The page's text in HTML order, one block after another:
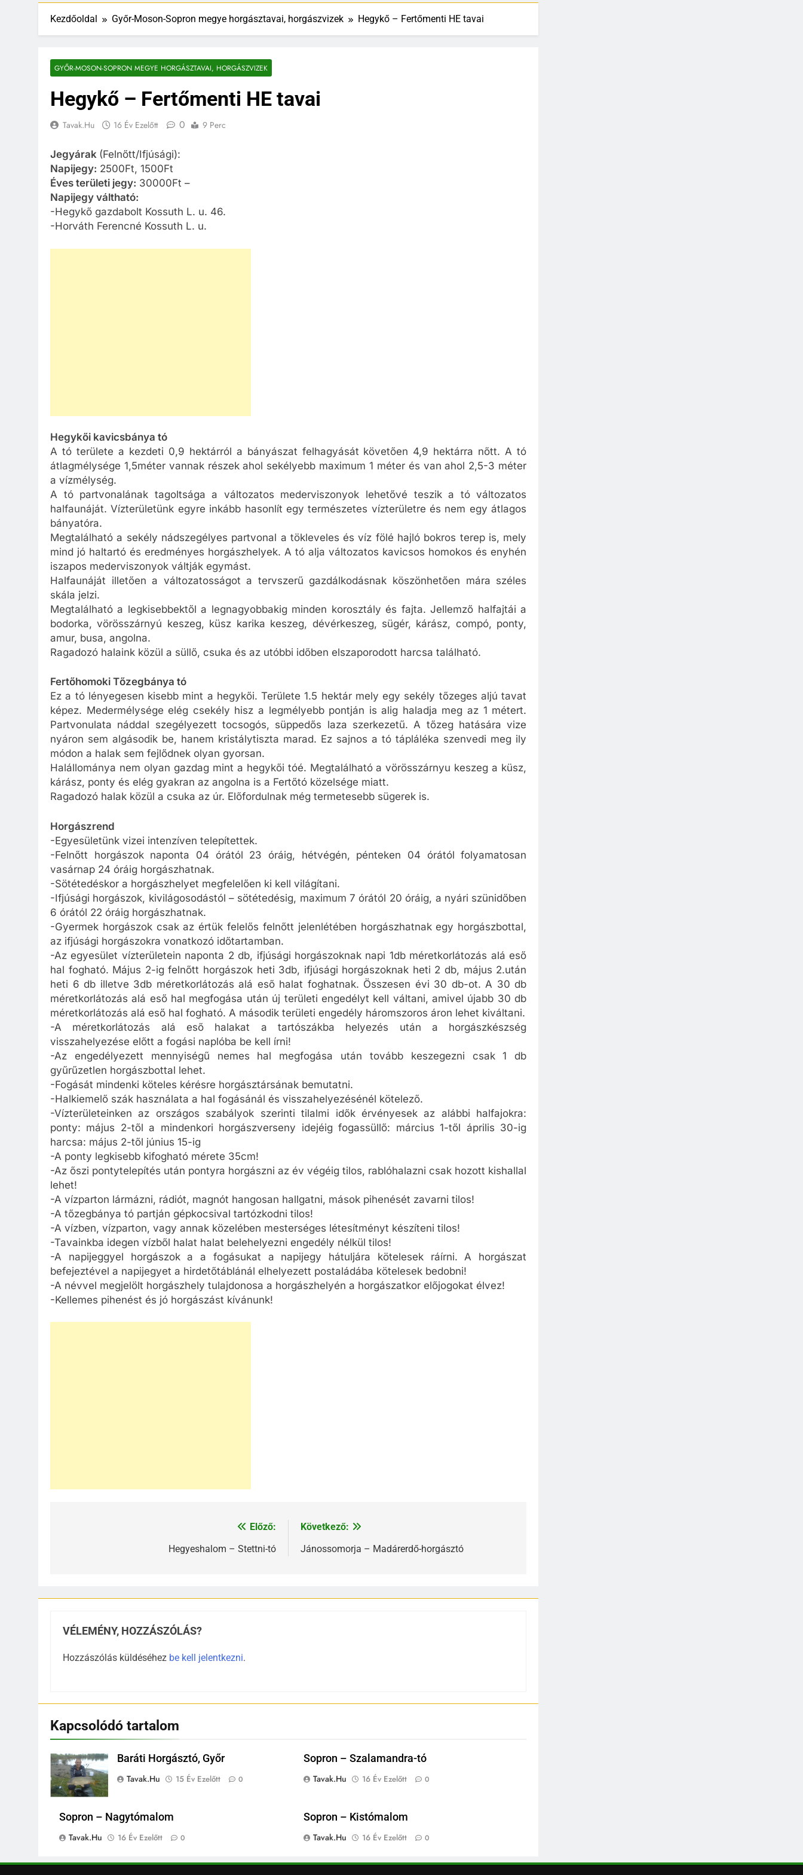
Kezdőoldal Győr-Moson-Sopron megye horgásztavai, horgászvizek Hegykő – Fertőmenti HE tavai
GYŐR-MOSON-SOPRON MEGYE HORGÁSZTAVAI, HORGÁSZVIZEK
Hegykő – Fertőmenti HE tavai
Tavak.hu 16 Év Ezelőtt 0 9 Perc
Jegyárak (Felnőtt/Ifjúsági):
Napijegy: 2500Ft, 1500Ft
Éves területi jegy: 30000Ft –
Napijegy váltható:
-Hegykő gazdabolt Kossuth L. u. 46.
-Horváth Ferencné Kossuth L. u.
Hegykői kavicsbánya tó
A tó területe a kezdeti 0,9 hektárról a bányászat felhagyását követően 4,9 hektárra nőtt. A tó
átlagmélysége 1,5méter vannak részek ahol sekélyebb maximum 1 méter és van ahol 2,5-3 méter
a vízmélység.
A tó partvonalának tagoltsága a változatos mederviszonyok lehetővé teszik a tó változatos
halfaunáját. Vízterületünk egyre inkább hasonlít egy természetes vízterületre és nem egy átlagos
bányatóra.
Megtalálható a sekély nádszegélyes partvonal a tökleveles és víz fölé hajló bokros terep is, mely
mind jó haltartó és eredményes horgászhelyek. A tó alja változatos kavicsos homokos és enyhén
iszapos mederviszonyok váltják egymást.
Halfaunáját illetően a változatosságot a tervszerű gazdálkodásnak köszönhetően mára széles
skála jelzi.
Megtalálható a legkisebbektől a legnagyobbakig minden korosztály és fajta. Jellemző halfajtái a
bodorka, vörösszárnyú keszeg, küsz karika keszeg, dévérkeszeg, sügér, kárász, compó, ponty,
amur, busa, angolna.
Ragadozó halaink közül a süllő, csuka és az utóbbi időben elszaporodott harcsa található.
Fertőhomoki Tőzegbánya tó
Ez a tó lényegesen kisebb mint a hegykői. Területe 1.5 hektár mely egy sekély tőzeges aljú tavat
képez. Medermélysége elég csekély hisz a legmélyebb pontján is alig haladja meg az 1 métert.
Partvonulata náddal szegélyezett tocsogós, süppedős laza szerkezetű. A tőzeg hatására vize
nyáron sem algásodik be, hanem kristálytiszta marad. Ez sajnos a tó tápláléka szenvedi meg ily
módon a halak sem fejlődnek olyan gyorsan.
Halállománya nem olyan gazdag mint a hegykői tóé. Megtalálható a vörösszárnyu keszeg a küsz,
kárász, ponty és elég gyakran az angolna is a Fertőtó közelsége miatt.
Ragadozó halak közül a csuka az úr. Előfordulnak még termetesebb sügerek is.
Horgászrend
-Egyesületünk vizei intenzíven telepítettek.
-Felnőtt horgászok naponta 04 órától 23 óráig, hétvégén, pénteken 04 órától folyamatosan
vasárnap 24 óráig horgászhatnak.
-Sötétedéskor a horgászhelyet megfelelően ki kell világítani.
-Ifjúsági horgászok, kivilágosodástól – sötétedésig, maximum 7 órától 20 óráig, a nyári szünidőben
6 órától 22 óráig horgászhatnak.
-Gyermek horgászok csak az értük felelős felnőtt jelenlétében horgászhatnak egy horgászbottal,
az ifjúsági horgászokra vonatkozó időtartamban.
-Az egyesület vízterületein naponta 2 db, ifjúsági horgászoknak napi 1db méretkorlátozás alá eső
hal fogható. Május 2-ig felnőtt horgászok heti 3db, ifjúsági horgászoknak heti 2 db, május 2.után
heti 6 db illetve 3db méretkorlátozás alá eső halat foghatnak. Összesen évi 30 db-ot. A 30 db
méretkorlátozás alá eső hal megfogása után új területi engedélyt kell váltani, amivel újabb 30 db
méretkorlátozás alá eső hal fogható. A második területi engedély háromszoros áron lehet kiváltani.
-A méretkorlátozás alá eső halakat a tartószákba helyezés után a horgászkészség
visszahelyezése előtt a fogási naplóba be kell írni!
-Az engedélyezett mennyiségű nemes hal megfogása után tovább keszegezni csak 1 db
gyűrűzetlen horgászbottal lehet.
-Fogását mindenki köteles kérésre horgásztársának bemutatni.
-Halkiemelő szák használata a hal fogásánál és visszahelyezésénél kötelező.
-Vízterületeinken az országos szabályok szerinti tilalmi idők érvényesek az alábbi halfajokra:
ponty: május 2-től a mindenkori horgászverseny idejéig fogassüllő: március 1-től április 30-ig
harcsa: május 2-től június 15-ig
-A ponty legkisebb kifogható mérete 35cm!
-Az őszi pontytelepítés után pontyra horgászni az év végéig tilos, rablóhalazni csak hozott kishallal
lehet!
-A vízparton lármázni, rádiót, magnót hangosan hallgatni, mások pihenését zavarni tilos!
-A tőzegbánya tó partján gépkocsival tartózkodni tilos!
-A vízben, vízparton, vagy annak közelében mesterséges létesítményt készíteni tilos!
-Tavainkba idegen vízből halat halat belehelyezni engedély nélkül tilos!
-A napijeggyel horgászok a a fogásukat a napijegy hátuljára kötelesek ráírni. A horgászat
befejeztével a napijegyet a hirdetőtáblánál elhelyezett postaládába kötelesek bedobni!
-A névvel megjelölt horgászhely tulajdonosa a horgászhelyén a horgászatkor előjogokat élvez!
-Kellemes pihenést és jó horgászást kívánunk!
Előző:
Hegyeshalom – Stettni-tó
Következő:
Jánossomorja – Madárerdő-horgásztó
VÉLEMÉNY, HOZZÁSZÓLÁS?
Hozzászólás küldéséhez be kell jelentkezni.
Kapcsolódó tartalom
Baráti Horgásztó, Győr
Tavak.hu
15 Év Ezelőtt 0
Sopron – Szalamandra-tó
Tavak.hu
16 Év Ezelőtt 0
Sopron – Nagytómalom
Tavak.hu
16 Év Ezelőtt 0
Sopron – Kistómalom
Tavak.hu
16 Év Ezelőtt 0